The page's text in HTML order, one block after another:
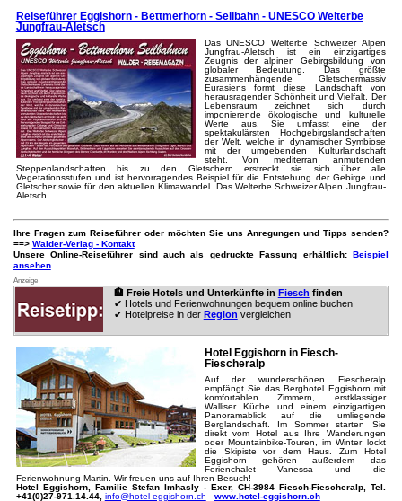
Reiseführer Eggishorn - Bettmerhorn - Seilbahn - UNESCO Welterbe
Jungfrau-Aletsch
Das UNESCO Welterbe Schweizer Alpen
Jungfrau-Aletsch ist ein einzigartiges
Zeugnis der alpinen Gebirgsbildung von
globaler Bedeutung. Das größte
zusammenhängende Gletschermassiv
Eurasiens formt diese Landschaft von
herausragender Schönheit und Vielfalt. Der
Lebensraum zeichnet sich durch
imponierende ökologische und kulturelle
Werte aus. Sie umfasst eine der
spektakulärsten Hochgebirgslandschaften
der Welt, welche in dynamischer Symbiose
mit der umgebenden Kulturlandschaft
steht. Von mediterran anmutenden
Steppenlandschaften bis zu den Gletschern erstreckt sie sich über alle
Vegetationsstufen und ist hervorragendes Beispiel für die Entstehung der Gebirge und
Gletscher sowie für den aktuellen Klimawandel. Das Welterbe Schweizer Alpen Jungfrau-
Aletsch ...
Ihre Fragen zum Reiseführer oder möchten Sie uns Anregungen und Tipps senden?
==> Walder-Verlag - Kontakt
Unsere Online-Reiseführer sind auch als gedruckte Fassung erhältlich:
Beispiel
ansehen.
Anzeige
🏨 Freie Hotels und Unterkünfte in Fiesch finden
✔ Hotels und Ferienwohnungen bequem online buchen
✔ Hotelpreise in der Region vergleichen
Hotel Eggishorn in Fiesch-
Fiescheralp
Auf der wunderschönen Fiescheralp
empfängt Sie das Berghotel Eggishorn mit
komfortablen Zimmern, erstklassiger
Walliser Küche und einem einzigartigen
Panoramablick auf die umliegende
Berglandschaft. Im Sommer starten Sie
direkt vom Hotel aus Ihre Wanderungen
oder Mountainbike-Touren, im Winter lockt
die Skipiste vor dem Haus. Zum Hotel
Eggishorn gehören außerdem das
Ferienchalet Vanessa und die
Ferienwohnung Martin. Wir freuen uns auf Ihren Besuch!
Hotel Eggishorn, Familie Stefan Imhasly - Exer, CH-3984 Fiesch-Fiescheralp, Tel.
+41(0)27-971.14.44, info@hotel-eggishorn.ch - www.hotel-eggishorn.ch